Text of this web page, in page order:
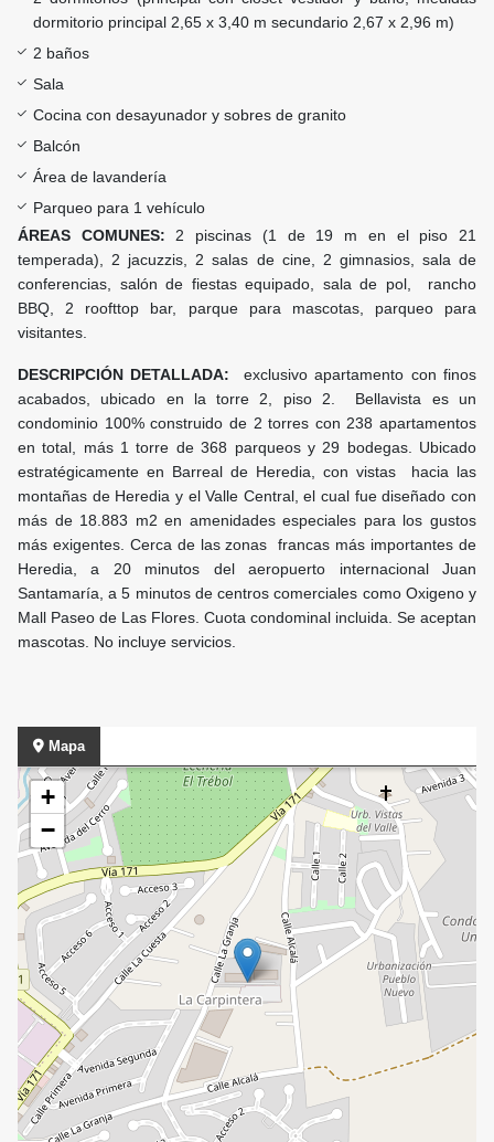
dormitorio principal 2,65 x 3,40 m secundario 2,67 x 2,96 m)
2 baños
Sala
Cocina con desayunador y sobres de granito
Balcón
Área de lavandería
Parqueo para 1 vehículo
ÁREAS COMUNES: 2 piscinas (1 de 19 m en el piso 21
temperada), 2 jacuzzis, 2 salas de cine, 2 gimnasios, sala de
conferencias, salón de fiestas equipado, sala de pol, rancho
BBQ, 2 roofttop bar, parque para mascotas, parqueo para
visitantes.
DESCRIPCIÓN DETALLADA:
exclusivo apartamento con finos
acabados, ubicado en la torre 2, piso 2. Bellavista es un
condominio 100% construido de 2 torres con 238 apartamentos
en total, más 1 torre de 368 parqueos y 29 bodegas. Ubicado
estratégicamente en Barreal de Heredia, con vistas hacia las
montañas de Heredia y el Valle Central, el cual fue diseñado con
más de 18.883 m2 en amenidades especiales para los gustos
más exigentes. Cerca de las zonas francas más importantes de
Heredia, a 20 minutos del aeropuerto internacional Juan
Santamaría, a 5 minutos de centros comerciales como Oxigeno y
Mall Paseo de Las Flores. Cuota condominal incluida. Se aceptan
mascotas. No incluye servicios.
Mapa
+
−